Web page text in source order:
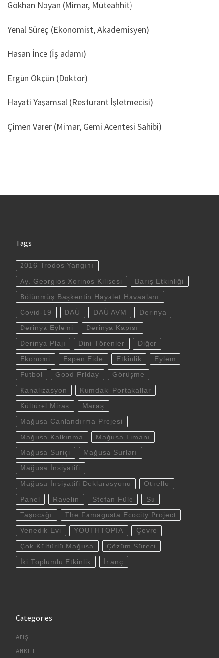
Gökhan Noyan (Mimar, Müteahhit)
Yenal Süreç (Ekonomist, Akademisyen)
Hasan İnce (İş adamı)
Ergün Ökçün (Doktor)
Hayati Yaşamsal (Resturant İşletmecisi)
Çimen Varer (Mimar, Gemi Acentesi Sahibi)
Tags
2016 Trodos Yangını
Ay. Georgios Xorinos Kilisesi Barış Etkinliği
Bölünmüş Başkentin Hayalet Havaalanı
Covid-19 DAÜ DAÜ AVM Derinya
Derinya Eylemi Derinya Kapısı
Derinya Plajı Dini Törenler Diğer
Ekonomi Espen Eide Etkinlik Eylem
Futbol Good Friday Görüşme
Kanalizasyon Kumdaki Portakallar
Kültürel Miras Maraş
Mağusa Canlandırma Projesi
Mağusa Kalkınma Mağusa Limanı
Mağusa Suriçi Mağusa Surları
Mağusa İnsiyatifi
Mağusa İnsiyatifi Deklarasyonu Othello
Panel Ravelin Stefan Füle Su
Taşocağı The Famagusta Ecocity Project
Venedik Evi YOUTHTOPIA Çevre
Çok Kültürlü Mağusa Çözüm Süreci
İki Toplumlu Etkinlik İnanç
Categories
AFIŞ
ANKET